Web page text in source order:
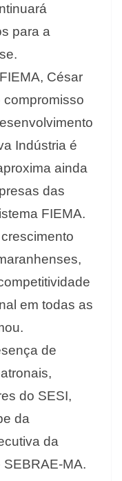
para a
César
compromisso
Indústria é
ainda
das
FIEMA.
em todas as
de
do SESI,
da
da
MA.